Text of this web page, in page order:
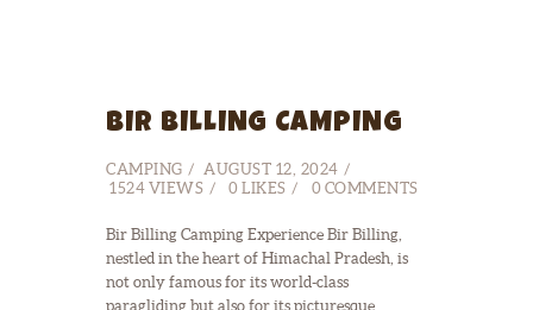
BIR BILLING CAMPING
CAMPING
AUGUST 12, 2024
1524 VIEWS 0 LIKES 0 COMMENTS
Bir Billing Camping Experience Bir Billing,
nestled in the heart of Himachal Pradesh, is
not only famous for its world-class
paragliding but also for its picturesque